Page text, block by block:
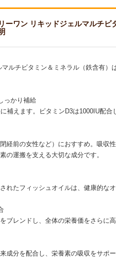
リーワン リキッドジェルマル
ルチビタミン＆ミネラル（鉄含有
っかり補給
補えます。ビタミンD3は1000IU配合
経前の女性など）におすすめ。吸収
の運搬を支える大切な成分です。
れたフィッシュオイルは、健康的な
ブレンドし、全体の栄養価をさらに高
成分を配合し、栄養素の吸収をサポー